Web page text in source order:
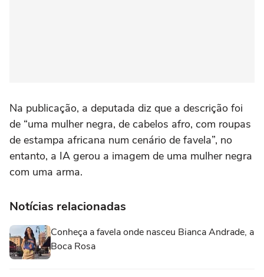
Na publicação, a deputada diz que a descrição foi
de “uma mulher negra, de cabelos afro, com roupas
de estampa africana num cenário de favela”, no
entanto, a IA gerou a imagem de uma mulher negra
com uma arma.
Notícias relacionadas
Conheça a favela onde nasceu Bianca Andrade, a
Boca Rosa